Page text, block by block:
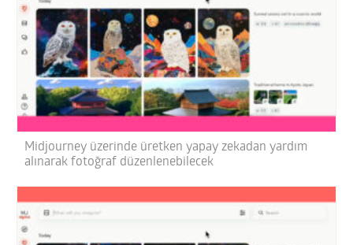
Midjourney üzerinde üretken yapay zekadan yardım
alınarak fotoğraf düzenlenebilecek